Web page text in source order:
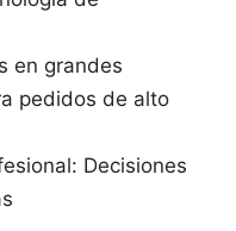
en grandes
pedidos de alto
Decisiones